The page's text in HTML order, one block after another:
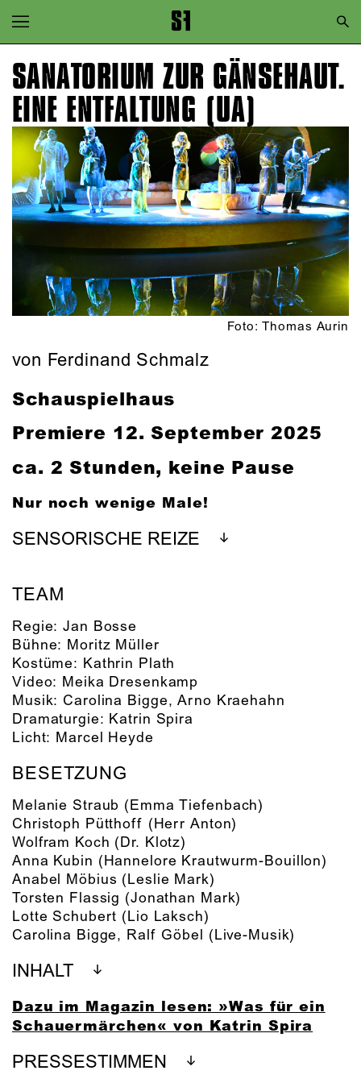
Zur Hauptnavigation springen
Zum Hauptinhalt springen
Zum Footer springen
SANATORIUM ZUR GÄNSEHAUT.
EINE ENTFALTUNG (UA)
Foto: Thomas Aurin
von Ferdinand Schmalz
Schauspielhaus
Premiere 12. September 2025
ca. 2 Stunden, keine Pause
Nur noch wenige Male!
SENSORISCHE REIZE
TEAM
Regie:Jan Bosse
Bühne: Moritz Müller
Kostüme: Kathrin Plath
Video: Meika Dresenkamp
Musik: Carolina Bigge,Arno Kraehahn
Dramaturgie: Katrin Spira
Licht: Marcel Heyde
BESETZUNG
Melanie Straub (Emma Tiefenbach)
Christoph Pütthoff (Herr Anton)
Wolfram Koch (Dr. Klotz)
Anna Kubin (Hannelore Krautwurm-Bouillon)
Anabel Möbius (Leslie Mark)
Torsten Flassig (Jonathan Mark)
Lotte Schubert (Lio Laksch)
Carolina Bigge, Ralf Göbel (Live-Musik)
INHALT
Dazu im Magazin lesen: »Was für ein
Schauermärchen« von Katrin Spira
PRESSESTIMMEN